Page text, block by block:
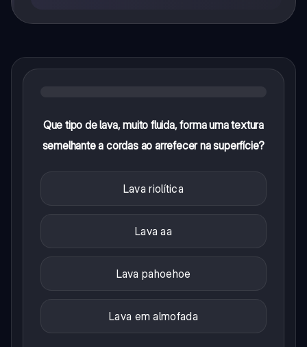
Que tipo de lava, muito fluida, forma uma textura
semelhante a cordas ao arrefecer na superfície?
Lava riolítica
Lava aa
Lava pahoehoe
Lava em almofada